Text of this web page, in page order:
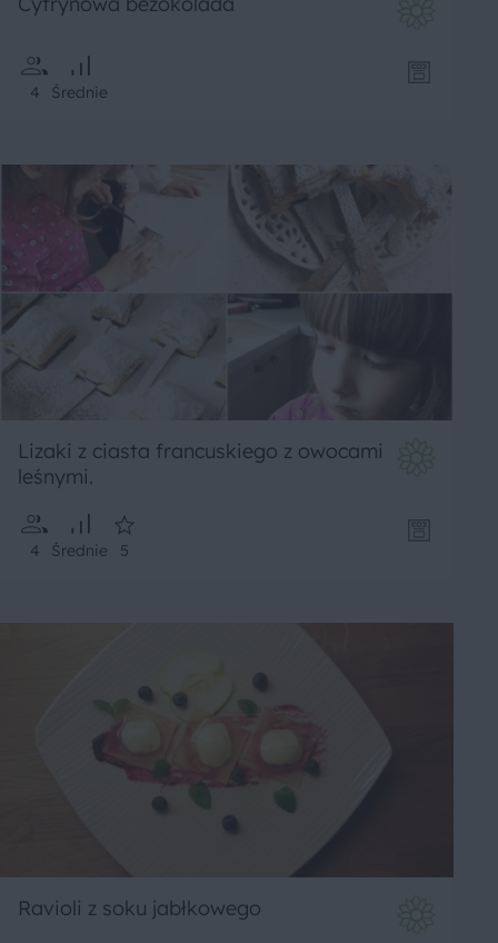
4 Średnie
Lizaki z ciasta francuskiego z owocami
leśnymi.
4 Średnie 5
Ravioli z soku jabłkowego